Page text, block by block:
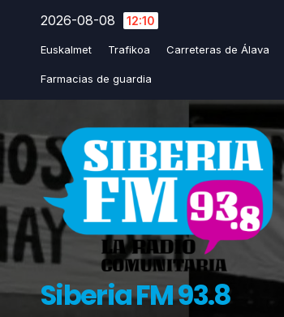
2026-08-08 12:10
Euskalmet Trafikoa Carreteras de Álava
Farmacias de guardia
Siberia FM 93.8